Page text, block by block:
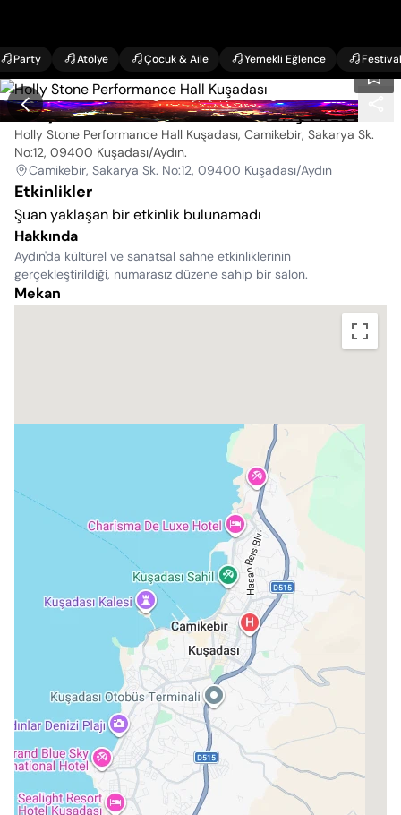
Party Atölye Çocuk & Aile Yemekli Eğlence Festival
Holly Stone Performance Hall Kuşadası
Holly Stone Performance Hall Kuşadası, Camikebir, Sakarya Sk.
No:12, 09400 Kuşadası/Aydın.
Camikebir, Sakarya Sk. No:12, 09400 Kuşadası/Aydın
Etkinlikler
Şuan yaklaşan bir etkinlik bulunamadı
Hakkında
Aydın'da kültürel ve sanatsal sahne etkinliklerinin
gerçekleştirildiği, numarasız düzene sahip bir salon.
Mekan